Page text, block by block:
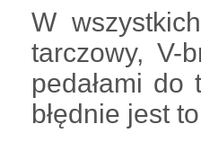
W
tarczowy, V-
pedałami
błędnie jest